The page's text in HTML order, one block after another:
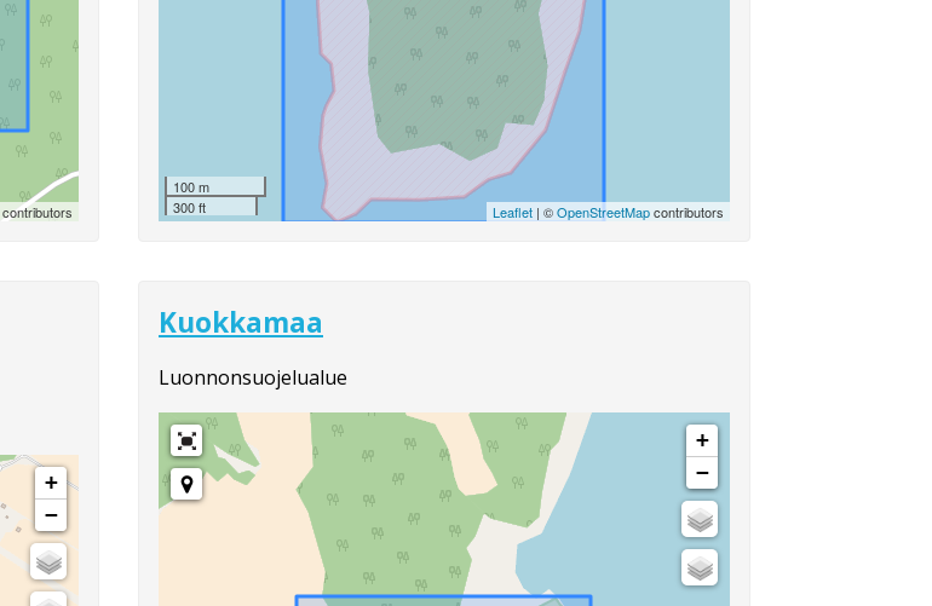
contributors
100 m
300 ft
Leaflet| ©OpenStreetMapcontributors
+
−
Kuokkamaa
Luonnonsuojelualue
+
−